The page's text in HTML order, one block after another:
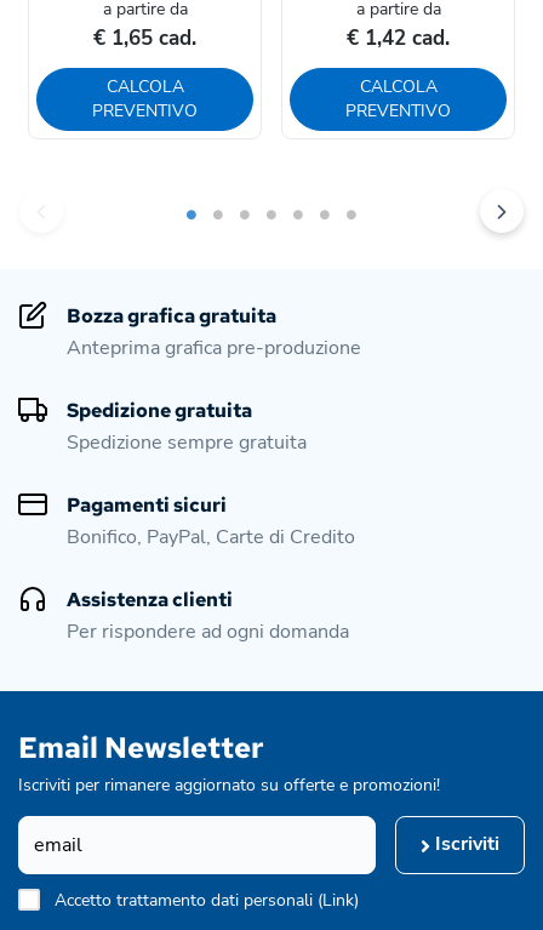
a partire da
€ 1,65 cad.
CALCOLA
PREVENTIVO
a partire da
€ 1,42 cad.
CALCOLA
PREVENTIVO
Bozza grafica gratuita
Anteprima grafica pre-produzione
Spedizione gratuita
Spedizione sempre gratuita
Pagamenti sicuri
Bonifico, PayPal, Carte di Credito
Assistenza clienti
Per rispondere ad ogni domanda
Email Newsletter
Iscriviti per rimanere aggiornato su offerte e promozioni!
Iscriviti
Accetto trattamento dati personali (Link)